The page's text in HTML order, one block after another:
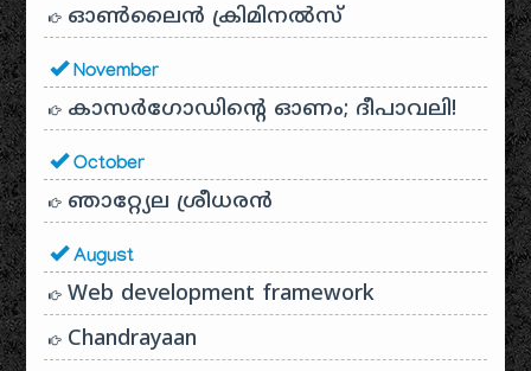
ഓൺലൈൻ ക്രിമിനൽസ്
November
കാസർഗോഡിൻ്റെ ഓണം; ദീപാവലി!
October
ഞാറ്റ്യേല ശ്രീധരൻ
August
Web development framework
Chandrayaan